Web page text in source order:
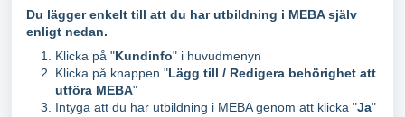
Du lägger enkelt till att du har utbildning i MEBA själv
enligt nedan.
Klicka på "Kundinfo" i huvudmenyn
Klicka på knappen "Lägg till / Redigera behörighet att
utföra MEBA"
Intyga att du har utbildning i MEBA genom att klicka "Ja"